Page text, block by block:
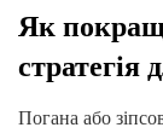
Як
стратегія
Погана або